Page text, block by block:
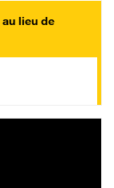
lieu de